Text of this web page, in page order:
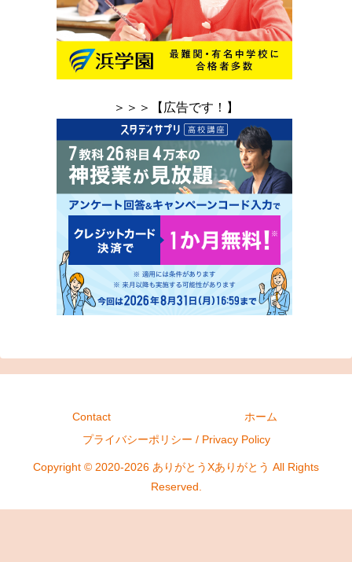
＞＞＞【広告です！】
Contact
ホーム
プライバシーポリシー / Privacy Policy
Copyright © 2020-2026 ありがとうXありがとう All Rights
Reserved.